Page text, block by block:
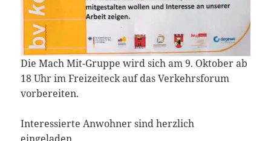
Die Mach Mit-Gruppe wird sich am 9. Oktober ab
18 Uhr im Freizeiteck auf das Verkehrsforum
vorbereiten.
Interessierte Anwohner sind herzlich